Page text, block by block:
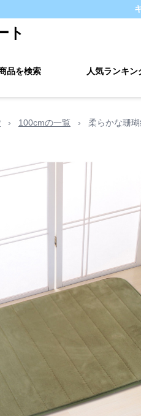
ト
品を検索 人気ランキン
› 100cmの一覧 › 柔らかな珊